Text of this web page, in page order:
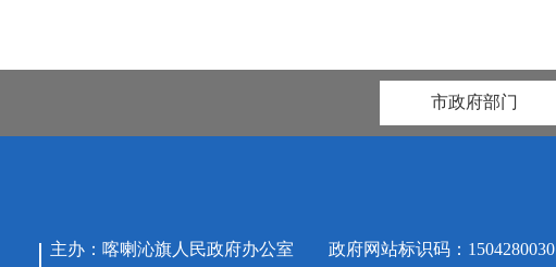
市政府部门
主办：喀喇沁旗人民政府办公室 政府网站标识码：1504280030